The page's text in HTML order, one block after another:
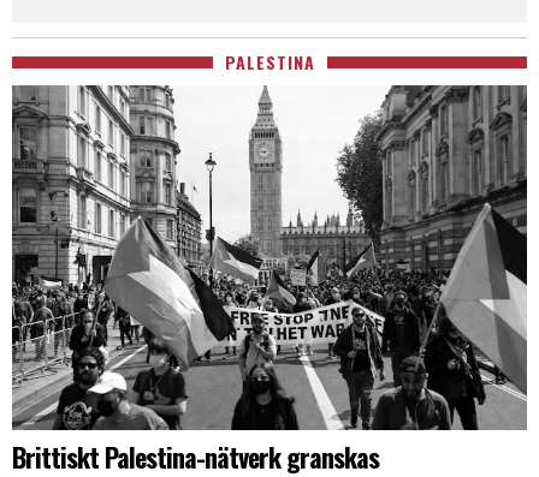
PALESTINA
Brittiskt Palestina-nätverk granskas